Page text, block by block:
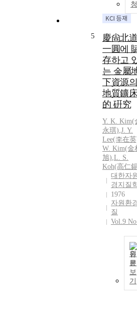
청
5
慶尙北道
一圓에
存하고
는 金屬
下資源의
地質鑛
的 硏究
Y. K. Kim(
永琪),J. Y.
Lee(李在
W. Kim(金
旭),L. S.
Koh(高仁
대한자
경지질
1976
자원환
질
Vol.9
원
문
보
기